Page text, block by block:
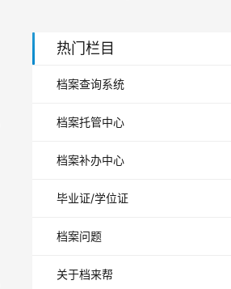
热门栏目
档案查询系统
档案托管中心
档案补办中心
毕业证/学位证
档案问题
关于档来帮